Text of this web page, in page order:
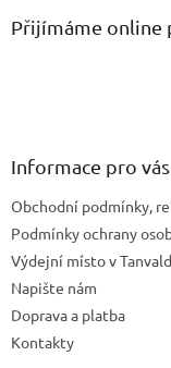
Přijímáme online
Informace pro vás
Obchodní podmínky,
Podmínky ochrany
Výdejní místo v
Napište nám
Doprava a platba
Kontakty